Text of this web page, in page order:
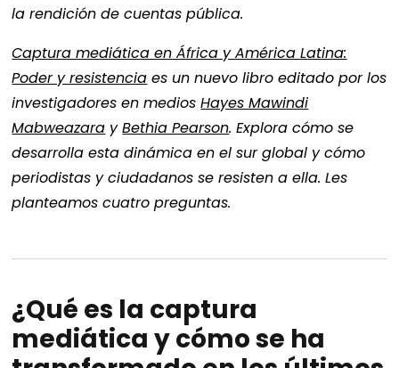
la rendición de cuentas pública.
Captura mediática en África y América Latina:
Poder y resistencia es un nuevo libro editado por los
investigadores en mediosHayes Mawindi
Mabweazara yBethia Pearson. Explora cómo se
desarrolla esta dinámica en el sur global y cómo
periodistas y ciudadanos se resisten a ella. Les
planteamos cuatro preguntas.
¿Qué es la captura
mediática y cómo se ha